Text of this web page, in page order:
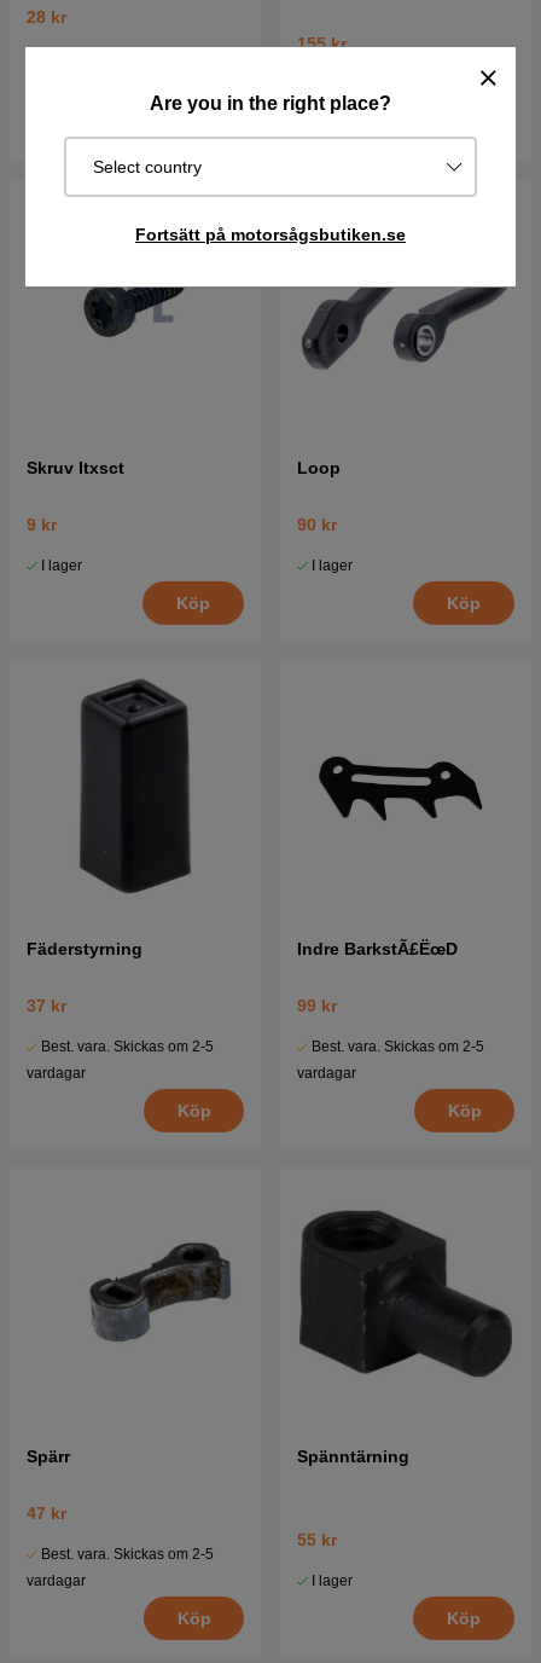
Are you in the right place?
Select country
Fortsätt på motorsågsbutiken.se
28 kr
155 kr
Skruv Itxsct
9 kr
I lager
Köp
Loop
90 kr
I lager
Köp
Fäderstyrning
37 kr
Best. vara. Skickas om 2-5
vardagar
Köp
Indre BarkstÃ£ËœD
99 kr
Best. vara. Skickas om 2-5
vardagar
Köp
Spärr
47 kr
Best. vara. Skickas om 2-5
vardagar
Köp
Spänntärning
55 kr
I lager
Köp